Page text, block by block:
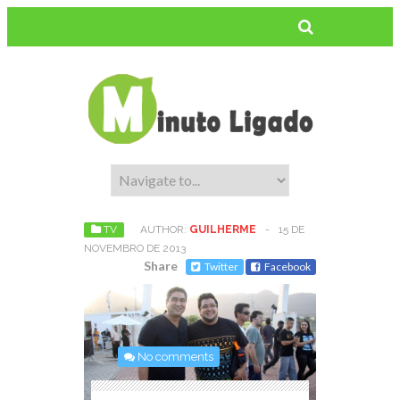
TV AUTHOR: GUILHERME -
15 DE
NOVEMBRO DE 2013
Share Twitter Facebook
No comments